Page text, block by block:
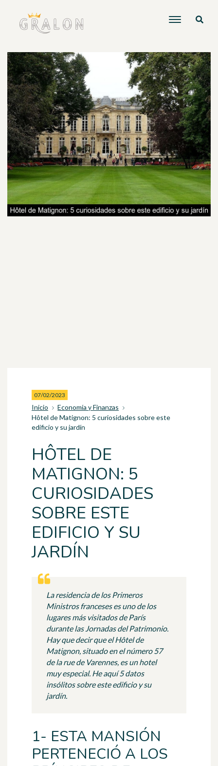
07/02/2023
Inicio
Economía y Finanzas
Hôtel de Matignon: 5 curiosidades sobre este
edificio y su jardín
HÔTEL DE
MATIGNON: 5
CURIOSIDADES
SOBRE ESTE
EDIFICIO Y SU
JARDÍN
La residencia de los Primeros
Ministros franceses es uno de los
lugares más visitados de París
durante las Jornadas del Patrimonio.
Hay que decir que el Hôtel de
Matignon, situado en el número 57
de la rue de Varennes, es un hotel
muy especial. He aquí 5 datos
insólitos sobre este edificio y su
jardín.
1- ESTA MANSIÓN
PERTENECIÓ A LOS